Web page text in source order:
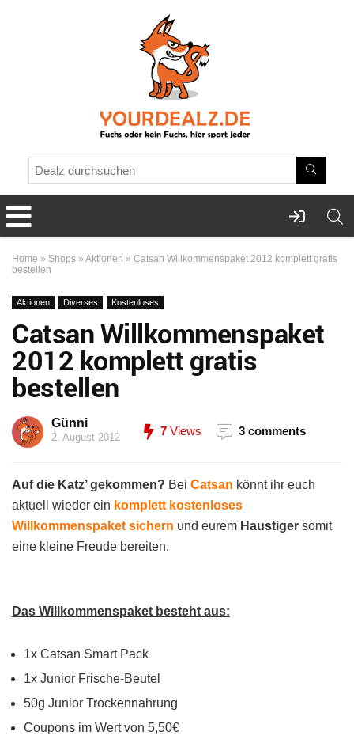
Home » Shops » Aktionen » Catsan Willkommenspaket 2012 komplett gratis
bestellen
Aktionen Diverses Kostenloses
Catsan Willkommenspaket
2012 komplett gratis
bestellen
Günni
2. August 2012 7 Views 3 comments
Auf die Katz’ gekommen? Bei Catsan könnt ihr euch
aktuell wieder ein komplett kostenloses
Willkommenspaket sichern und eurem Haustiger somit
eine kleine Freude bereiten.
Das Willkommenspaket besteht aus:
1x Catsan Smart Pack
1x Junior Frische-Beutel
50g Junior Trockennahrung
Coupons im Wert von 5,50€